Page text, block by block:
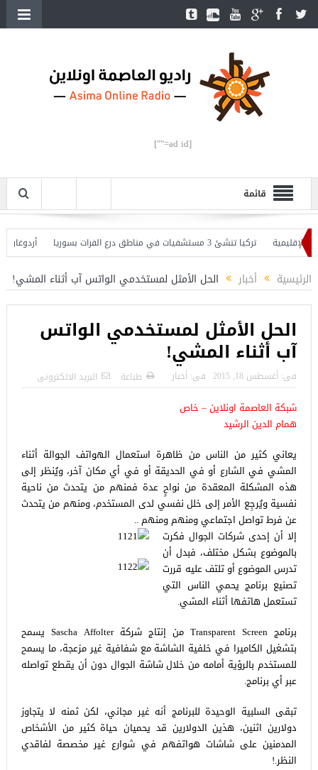
[ad id=""]
قائمة
تركيا تنشئ 3 مستشفيات في مناطق درع الفرات بسوريا
أردوغان
الرئيسية أخبار الحل الأمثل لمستخدمي الواتس آب أثناء المشي!
الحل الأمثل لمستخدمي الواتس
آب أثناء المشي!
فى: أغسطس 18, 2015 فى: أخبار طباعة البريد الالكترونى
شبكة العاصمة اونلاين – خاص
همام الدين الرشيد
يعاني كثير من الناس من ظاهرة استعمال الهواتف الجوالة أثناء
المشي في الشارع أو في الحديقة أو في أي مكان آخر، ويُنظر إلى
هذه المشكلة المعقدة من نواحٍ عدة فمنهم من يتحدث من ناحية
نفسية ويُرجِع الأمر إلى خلل نفسي لدى المستخدم، ومنهم من يتحدث
عن فرط تواصل اجتماعي ومنهم ومنهم ..
إلا أن إحدى شركات الجوال فكرت
بالموضوع بشكل مختلف، فبدل أن
تدرس الموضوع أو تلتف عليه قررت
تصنيع برنامج يحمي الناس التي
تستعمل هاتفها أثناء المشي.
برنامج Transparent Screen من إنتاج شركة Sascha Affolter يسمح
بتشغيل الكاميرا في خلفية الشاشة مع شفافية غير مزعجة، ما يسمح
للمستخدم بالرؤية أمامه من خلال شاشة الجوال دون أن يقطع تواصله
عبر أي برنامج.
تبقى السلبية الوحيدة للبرنامج أنه غير مجاني، لكن ثمنه لا يتجاوز
دولارين اثنين، هذين الدولارين قد يحميان حياة كثير من الأشخاص
المدمنين على شاشات هواتفهم في شوارع غير مخصصة لفاقدي
النظر.!